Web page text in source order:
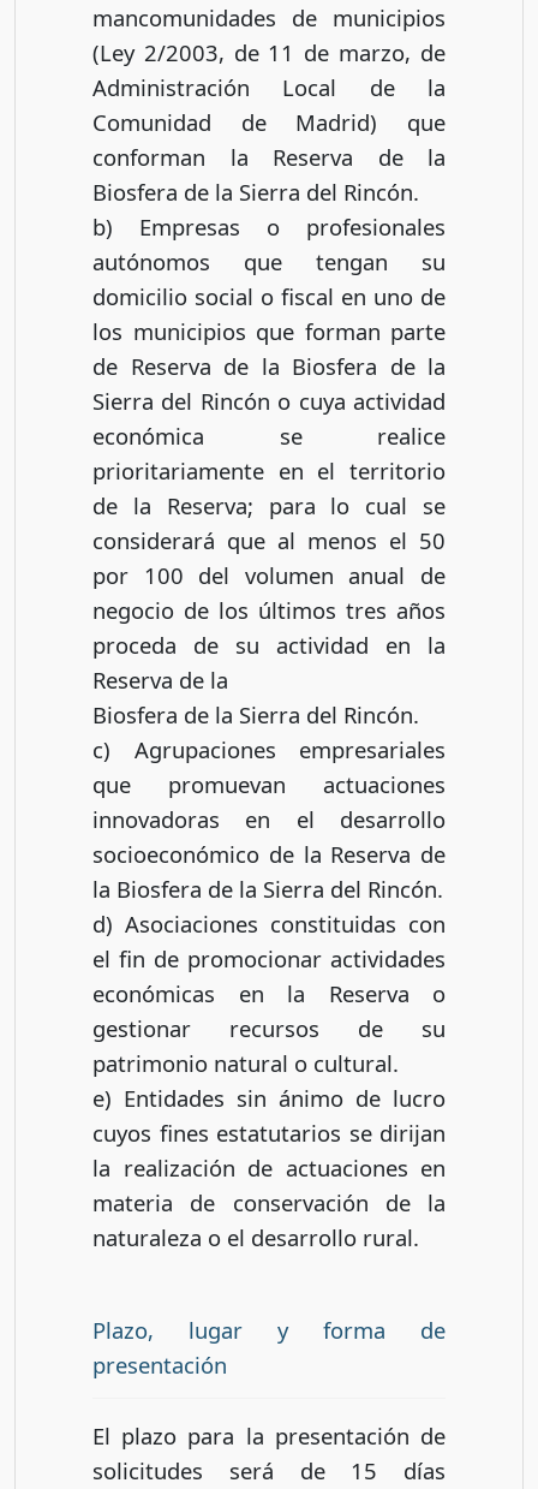
mancomunidades de municipios
(Ley 2/2003, de 11 de marzo, de
Administración Local de la
Comunidad de Madrid) que
conforman la Reserva de la
Biosfera de la Sierra del Rincón.
b) Empresas o profesionales
autónomos que tengan su
domicilio social o fiscal en uno de
los municipios que forman parte
de Reserva de la Biosfera de la
Sierra del Rincón o cuya actividad
económica se realice
prioritariamente en el territorio
de la Reserva; para lo cual se
considerará que al menos el 50
por 100 del volumen anual de
negocio de los últimos tres años
proceda de su actividad en la
Reserva de la
Biosfera de la Sierra del Rincón.
c) Agrupaciones empresariales
que promuevan actuaciones
innovadoras en el desarrollo
socioeconómico de la Reserva de
la Biosfera de la Sierra del Rincón.
d) Asociaciones constituidas con
el fin de promocionar actividades
económicas en la Reserva o
gestionar recursos de su
patrimonio natural o cultural.
e) Entidades sin ánimo de lucro
cuyos fines estatutarios se dirijan
la realización de actuaciones en
materia de conservación de la
naturaleza o el desarrollo rural.
Plazo, lugar y forma de
presentación
El plazo para la presentación de
solicitudes será de 15 días